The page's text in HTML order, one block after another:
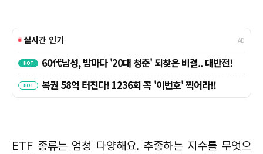
ETF 종류는 엄청 다양해요. 추종하는 지수를 무엇으